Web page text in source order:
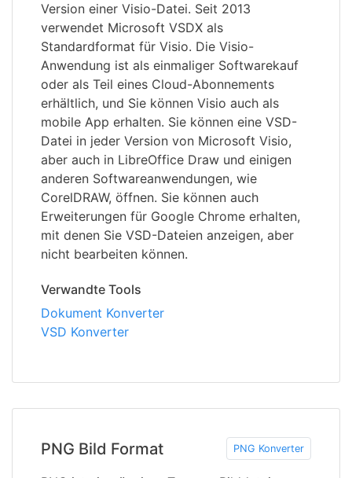
Version einer Visio-Datei. Seit 2013
verwendet Microsoft VSDX als
Standardformat für Visio. Die Visio-
Anwendung ist als einmaliger Softwarekauf
oder als Teil eines Cloud-Abonnements
erhältlich, und Sie können Visio auch als
mobile App erhalten. Sie können eine VSD-
Datei in jeder Version von Microsoft Visio,
aber auch in LibreOffice Draw und einigen
anderen Softwareanwendungen, wie
CorelDRAW, öffnen. Sie können auch
Erweiterungen für Google Chrome erhalten,
mit denen Sie VSD-Dateien anzeigen, aber
nicht bearbeiten können.
Verwandte Tools
Dokument Konverter
VSD Konverter
PNG Bild Format PNG Konverter